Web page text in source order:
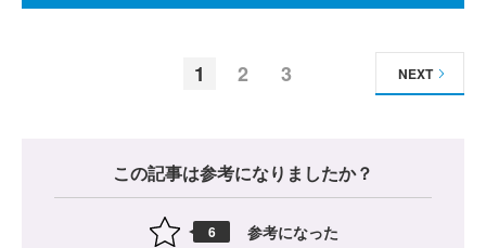
1 2 3 NEXT
この記事は参考になりましたか？
6 参考になった